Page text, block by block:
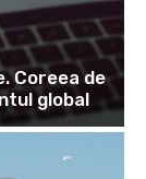
Coreea de
global